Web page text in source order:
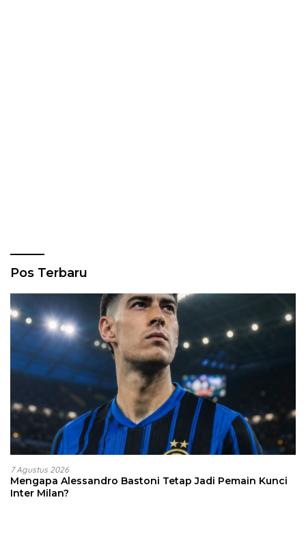
Pos Terbaru
7 Agustus 2026
Mengapa Alessandro Bastoni Tetap Jadi Pemain Kunci
Inter Milan?